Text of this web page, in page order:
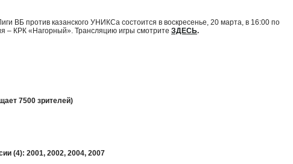
ВБ против казанского УНИКСа состоится в воскресенье, 20 марта, в 16:00 по
– КРК «Нагорный». Трансляцию игры смотрите ЗДЕСЬ.
7500 зрителей)
(4): 2001, 2002, 2004, 2007